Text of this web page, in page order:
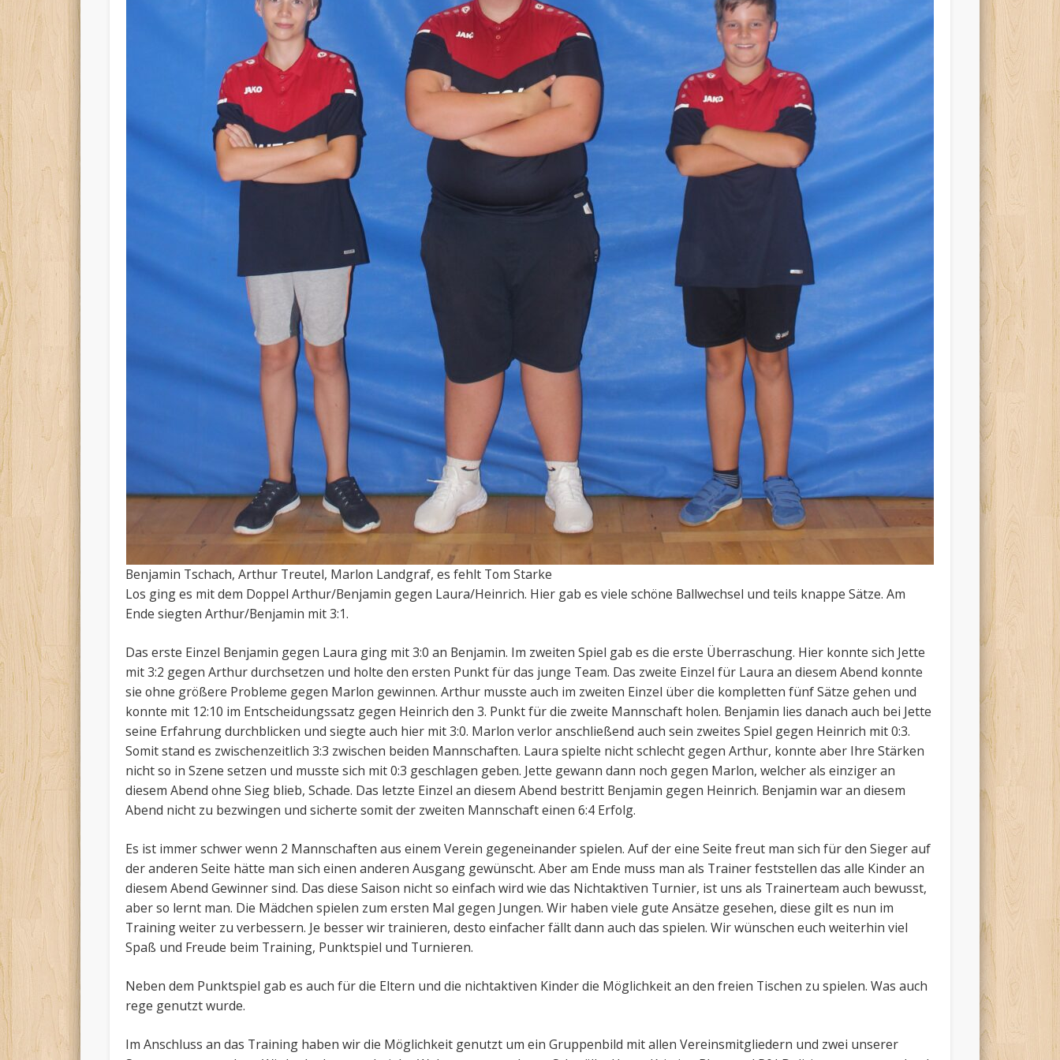
Benjamin Tschach, Arthur Treutel, Marlon Landgraf, es fehlt Tom Starke
Los ging es mit dem Doppel Arthur/Benjamin gegen Laura/Heinrich. Hier gab es viele schöne Ballwechsel und teils knappe Sätze. Am
Ende siegten Arthur/Benjamin mit 3:1.
Das erste Einzel Benjamin gegen Laura ging mit 3:0 an Benjamin. Im zweiten Spiel gab es die erste Überraschung. Hier konnte sich Jette
mit 3:2 gegen Arthur durchsetzen und holte den ersten Punkt für das junge Team. Das zweite Einzel für Laura an diesem Abend konnte
sie ohne größere Probleme gegen Marlon gewinnen. Arthur musste auch im zweiten Einzel über die kompletten fünf Sätze gehen und
konnte mit 12:10 im Entscheidungssatz gegen Heinrich den 3. Punkt für die zweite Mannschaft holen. Benjamin lies danach auch bei Jette
seine Erfahrung durchblicken und siegte auch hier mit 3:0. Marlon verlor anschließend auch sein zweites Spiel gegen Heinrich mit 0:3.
Somit stand es zwischenzeitlich 3:3 zwischen beiden Mannschaften. Laura spielte nicht schlecht gegen Arthur, konnte aber Ihre Stärken
nicht so in Szene setzen und musste sich mit 0:3 geschlagen geben. Jette gewann dann noch gegen Marlon, welcher als einziger an
diesem Abend ohne Sieg blieb, Schade. Das letzte Einzel an diesem Abend bestritt Benjamin gegen Heinrich. Benjamin war an diesem
Abend nicht zu bezwingen und sicherte somit der zweiten Mannschaft einen 6:4 Erfolg.
Es ist immer schwer wenn 2 Mannschaften aus einem Verein gegeneinander spielen. Auf der eine Seite freut man sich für den Sieger auf
der anderen Seite hätte man sich einen anderen Ausgang gewünscht. Aber am Ende muss man als Trainer feststellen das alle Kinder an
diesem Abend Gewinner sind. Das diese Saison nicht so einfach wird wie das Nichtaktiven Turnier, ist uns als Trainerteam auch bewusst,
aber so lernt man. Die Mädchen spielen zum ersten Mal gegen Jungen. Wir haben viele gute Ansätze gesehen, diese gilt es nun im
Training weiter zu verbessern. Je besser wir trainieren, desto einfacher fällt dann auch das spielen. Wir wünschen euch weiterhin viel
Spaß und Freude beim Training, Punktspiel und Turnieren.
Neben dem Punktspiel gab es auch für die Eltern und die nichtaktiven Kinder die Möglichkeit an den freien Tischen zu spielen. Was auch
rege genutzt wurde.
Im Anschluss an das Training haben wir die Möglichkeit genutzt um ein Gruppenbild mit allen Vereinsmitgliedern und zwei unserer